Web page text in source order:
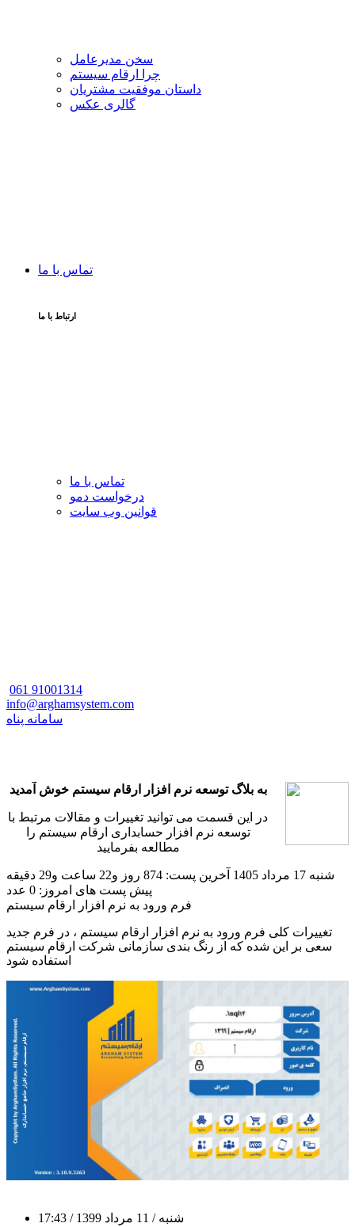
سخن مدیرعامل
چرا ارقام سیستم
داستان موفقیت مشتریان
گالری عکس
تماس با ما
ارتباط با ما
تماس با ما
درخواست دمو
قوانین وب سایت
061 91001314
info@arghamsystem.com
سامانه پناه
به بلاگ توسعه نرم افزار ارقام سیستم خوش آمدید
در این قسمت می توانید تغییرات و مقالات مرتبط با
توسعه نرم افزار حسابداری ارقام سیستم را
مطالعه بفرمایید
شنبه 17 مرداد 1405
آخرین پست: 874 روز و22 ساعت و29 دقیقه
پیش پست های امروز: 0 عدد
فرم ورود به نرم افزار ارقام سیستم
تغییرات کلی فرم ورود به نرم افزار ارقام سیستم ، در فرم جدید
سعی بر این شده که از رنگ بندی سازمانی شرکت ارقام سیستم
استفاده شود
شنبه / 11 مرداد 1399
/ 17:43